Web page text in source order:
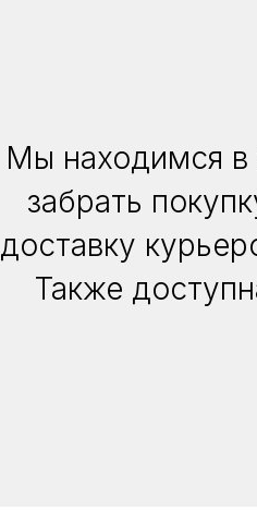
Мы находимся
забрать
доставку
Также